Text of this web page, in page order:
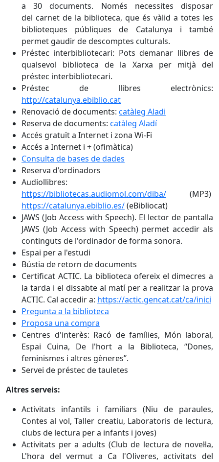
a 30 documents. Només necessites disposar
del carnet de la biblioteca, que és vàlid a totes les
biblioteques públiques de Catalunya i també
permet gaudir de descomptes culturals.
Préstec interbibliotecari: Pots demanar llibres de
qualsevol biblioteca de la Xarxa per mitjà del
préstec interbibliotecari.
Préstec de llibres electrònics:
http://catalunya.ebiblio.cat
Renovació de documents: catàleg Aladi
Reserva de documents: catàleg Aladí
Accés gratuït a Internet i zona Wi-Fi
Accés a Internet i + (ofimàtica)
Consulta de bases de dades
Reserva d'ordinadors
Audiollibres:
https://bibliotecas.audiomol.com/diba/ (MP3)
https://catalunya.ebiblio.es/(eBibliocat)
JAWS (Job Access with Speech). El lector de pantalla
JAWS (Job Access with Speech) permet accedir als
continguts de l'ordinador de forma sonora.
Espai per a l'estudi
Bústia de retorn de documents
Certificat ACTIC. La biblioteca ofereix el dimecres a
la tarda i el dissabte al matí per a realitzar la prova
ACTIC. Cal accedir a: https://actic.gencat.cat/ca/inici
Pregunta a la biblioteca
Proposa una compra
Centres d'interès: Racó de famílies, Món laboral,
Espai Cuina, De l'hort a la Biblioteca, “Dones,
feminismes i altres gèneres”.
Servei de préstec de tauletes
Altres serveis:
Activitats infantils i familiars (Niu de paraules,
Contes al vol, Taller creatiu, Laboratoris de lectura,
clubs de lectura per a infants i joves)
Activitats per a adults (Club de lectura de novel·la,
L'hora del vermut a Ca l'Oliveres, activitats del